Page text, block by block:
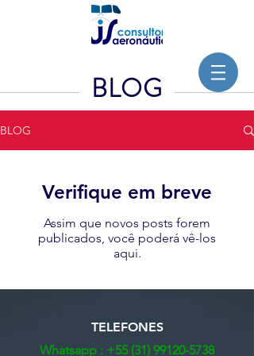
BLOG
BLOG
Verifique em breve
Assim que novos posts forem
publicados, você poderá vê-los
aqui.
TELEFONES
Whatsapp : +55 (31) 99120-5738